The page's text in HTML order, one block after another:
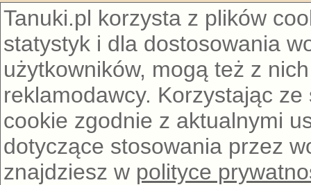
Tanuki.pl korzysta z plików
statystyk i dla dostosowania
użytkowników, mogą też z
reklamodawcy. Korzystając
cookie zgodnie z aktualnymi
dotyczące stosowania przez
znajdziesz w polityce